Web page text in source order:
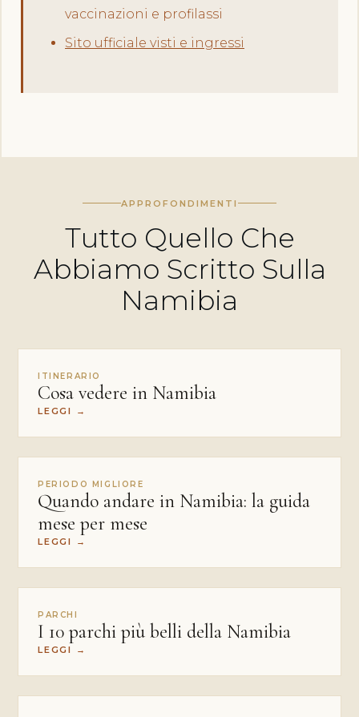
vaccinazioni e profilassi
Sito ufficiale visti e ingressi
APPROFONDIMENTI
Tutto Quello Che
Abbiamo Scritto Sulla
Namibia
ITINERARIO
Cosa vedere in Namibia
LEGGI →
PERIODO MIGLIORE
Quando andare in Namibia: la guida
mese per mese
LEGGI →
PARCHI
I 10 parchi più belli della Namibia
LEGGI →